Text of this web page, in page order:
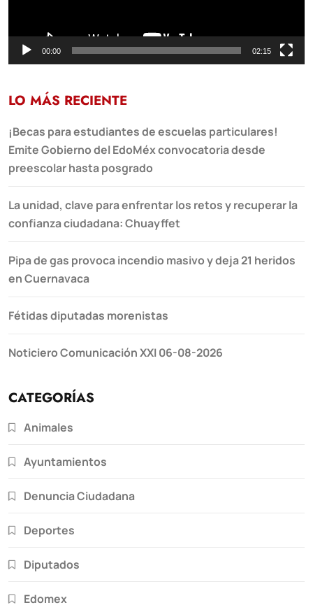
00:00 02:15
LO MÁS RECIENTE
¡Becas para estudiantes de escuelas particulares!
Emite Gobierno del EdoMéx convocatoria desde
preescolar hasta posgrado
La unidad, clave para enfrentar los retos y recuperar la
confianza ciudadana: Chuayffet
Pipa de gas provoca incendio masivo y deja 21 heridos
en Cuernavaca
Fétidas diputadas morenistas
Noticiero Comunicación XXI 06-08-2026
CATEGORÍAS
Animales
Ayuntamientos
Denuncia Ciudadana
Deportes
Diputados
Edomex